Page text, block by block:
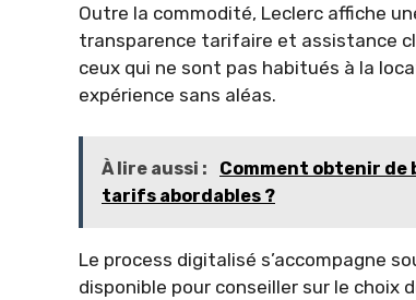
Outre la commodité, Leclerc affiche
transparence tarifaire et assistance
ceux qui ne sont pas habitués à la
expérience sans aléas.
À lire aussi :
Comment obtenir de
tarifs abordables ?
Le process digitalisé s’accompagne
disponible pour conseiller sur le choix